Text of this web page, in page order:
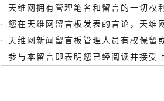
· 天维网拥有管理笔名和留言的一切权利
· 您在天维网留言板发表的言论，天维
· 天维网新闻留言板管理人员有权保留
· 参与本留言即表明您已经阅读并接受